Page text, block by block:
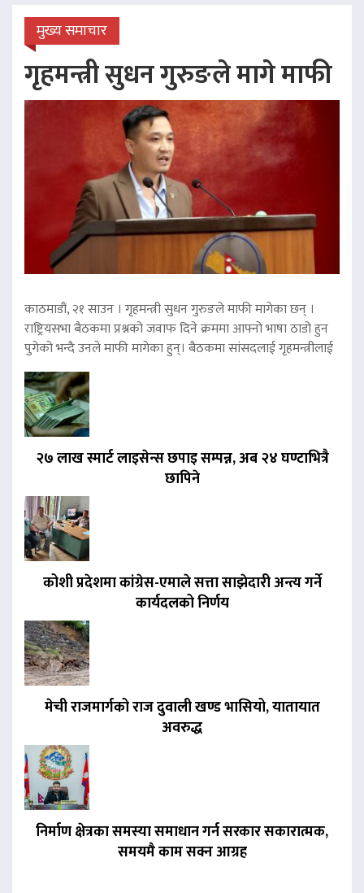
मुख्य समाचार
गृहमन्त्री सुधन गुरुङले मागे माफी
काठमाडौं, २१ साउन । गृहमन्त्री सुधन गुरुङले माफी मागेका छन् ।
राष्ट्रियसभा बैठकमा प्रश्नको जवाफ दिने क्रममा आफ्नो भाषा ठाडो हुन
पुगेको भन्दै उनले माफी मागेका हुन्। बैठकमा सांसदलाई गृहमन्त्रीलाई
२७ लाख स्मार्ट लाइसेन्स छपाइ सम्पन्न, अब २४ घण्टाभित्रै
छापिने
कोशी प्रदेशमा कांग्रेस-एमाले सत्ता साझेदारी अन्त्य गर्ने
कार्यदलको निर्णय
मेची राजमार्गको राज दुवाली खण्ड भासियो, यातायात
अवरुद्ध
निर्माण क्षेत्रका समस्या समाधान गर्न सरकार सकारात्मक,
समयमै काम सक्न आग्रह